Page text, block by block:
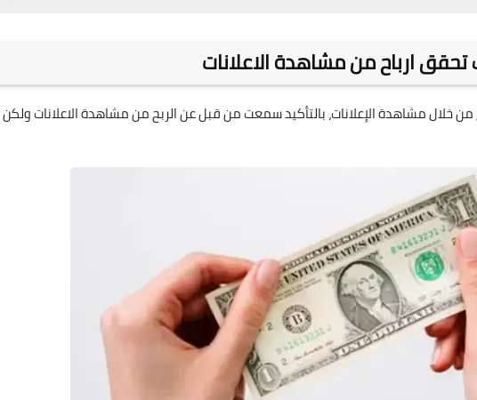
ارباح من مشاهدة الاعلانات
خلال مشاهدة الإعلانات، بالتأكيد سمعت من قبل عن الربح من مشاهدة الاعلانات ولكن